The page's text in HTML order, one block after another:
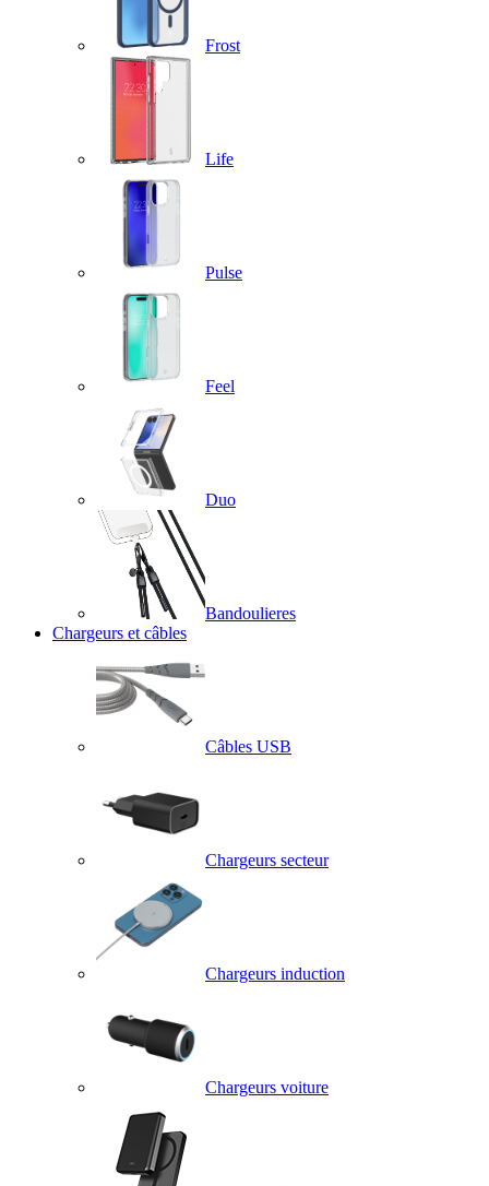
Frost
Life
Pulse
Feel
Duo
Bandoulieres
Chargeurs et câbles
Câbles USB
Chargeurs secteur
Chargeurs induction
Chargeurs voiture